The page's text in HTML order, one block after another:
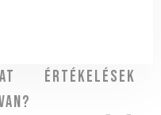
Értékelések